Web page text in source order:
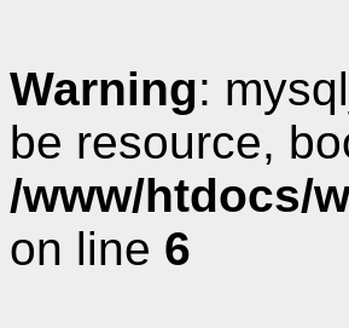
Warning:
be resource,
/www/htdocs/
on line 6